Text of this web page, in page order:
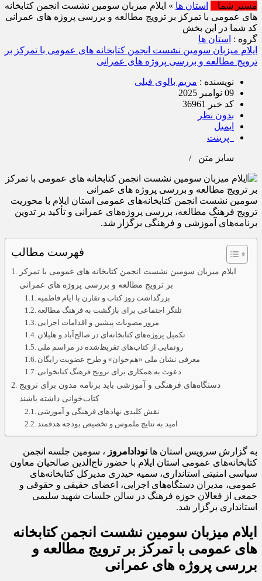
مسیر شما
استان ها » ایلام میزبان سومین نشست انجمن کتابخانه‌
های عمومی با تمرکز بر ترویج مطالعه و بررسی پروژه‌ های عمرانی
کد شما در این بخش
گروه : استان ها
ایلام میزبان سومین نشست انجمن کتابخانه‌ های عمومی با تمرکز بر
ترویج مطالعه و بررسی پروژه‌ های عمرانی
نویسنده : مریم بالوی فیلی
09 نوامبر 2025
کد خبر 36961
بدون نظر
ایمیل
پرینت
سایز متن /
سومین نشست انجمن کتابخانه‌های عمومی استان ایلام با محوریت
ترویج فرهنگ مطالعه، بررسی پروژه‌های عمرانی و تأکید بر تدوین
برنامه‌های آموزشی و فرهنگی برگزار شد.
فهرست مطالب
ایلام میزبان سومین نشست انجمن کتابخانه‌ های عمومی با تمرکز
بر ترویج مطالعه و بررسی پروژه‌ های عمرانی
بزرگداشت روز کتاب و تقارن با ایام فاطمیه
تلنگر اجتماعی برای بازگشت به فرهنگ مطالعه
مرور مصوبات پیشین و اقدامات اجرایی
تکمیل پروژه‌های کتابخانه‌ای در صالح‌آباد و هلیلان
رونمایی از کتاب‌های تقریظ‌شده در مراسم ملی
معرفی نشان ملی «هم‌خوان» و طرح عضویت رایگان
دعوت به همکاری برای ترویج فرهنگ کتابخوانی
دستگاه‌های فرهنگی و آموزشی باید برنامه مدون برای ترویج
کتاب‌خوانی داشته باشند
نقش کلیدی نهادهای فرهنگی و آموزشی
امید به نتایج ملموس و تخصیص بودجه هدفمند
به گزارش سرویس استان ها نودادامروز ، سومین جلسه انجمن
کتابخانه‌های عمومی استان ایلام با حضور تاج‌الدین صالحیان معاون
سیاسی امنیتی استانداری، سمیه حیدری مدیرکل کتابخانه‌های
عمومی، مدیران دستگاه‌های اجرایی، اعضای حقیقی و حقوقی و
جمعی از فعالان حوزه فرهنگ در سالن جلسات شهید سلیمی
استانداری برگزار شد.
ایلام میزبان سومین نشست انجمن کتابخانه‌
های عمومی با تمرکز بر ترویج مطالعه و
بررسی پروژه‌ های عمرانی